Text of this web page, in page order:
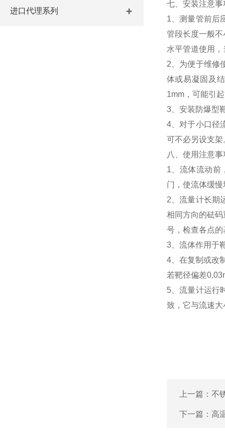
进口代理系列
七、安装注意事
1、测量管前后
管段长度一般
水平管道使用
2、为便于维修
体或易凝固及
1mm，可能引
3、安装防爆型
4、对于小口径
可不必另设支架
八、使用注意事
1、流体流动前
门，使流体缓
2、流量计长期
相同方向的砝
号，检查各点
3、流体作用于
4、在复制或改
若靶径偏差
5、流量计运行
致，它与流速
上一篇： 不
下一篇： 高